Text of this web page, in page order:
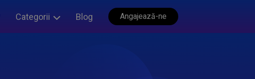
Categorii Blog Angajează-ne